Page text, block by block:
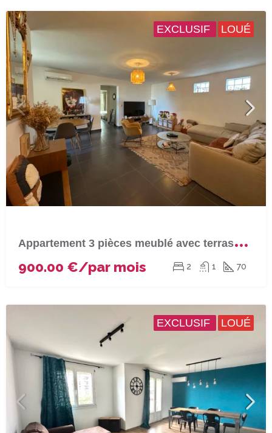
EXCLUSIF LOUÉ
A
ppartement 3 pièces meublé avec terrasse et parking à ERBALUNGA
900.00 €/par mois 2 1 70
EXCLUSIF LOUÉ